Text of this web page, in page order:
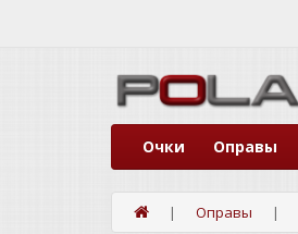
Очки Оправы
Оправы